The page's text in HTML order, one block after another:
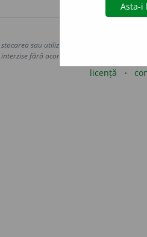
sau utilizarea datelor de pe acest
interzise fără acordul nostru prealabil scris,
licență